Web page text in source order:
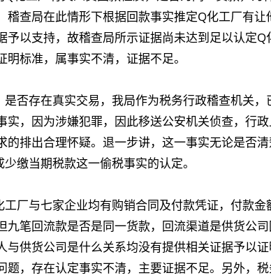
查局在此情形下根据回款事实推定Q化工厂有让
予以支持，故稽查局所示证据尚未达到足以认定Q
标准，属事实不清，证据不足。
否存在真实交易，我局作为税务行政稽查机关，
，因为涉嫌犯罪，因此移送公安机关侦查，行
排出合理怀疑。退一步讲，这一事实无论是否
缴当期税款这一偷税事实的认定。
厂与七家企业均有购销合同及付款凭证，付款金
笔回流款是否是同一货款，回流渠道是供货公
供货公司是什么关系均没有提供相关证据予以证
，存在认定事实不清，主要证据不足。另外，